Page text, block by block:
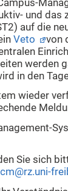
und das
auf die
Veto
von
werden
in den
wieder
Sie sich
cm@rz.uni-